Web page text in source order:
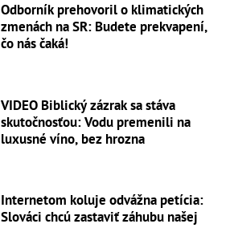
Odborník prehovoril o klimatických
zmenách na SR: Budete prekvapení,
čo nás čaká!
VIDEO Biblický zázrak sa stáva
skutočnosťou: Vodu premenili na
luxusné víno, bez hrozna
Internetom koluje odvážna petícia:
Slováci chcú zastaviť záhubu našej